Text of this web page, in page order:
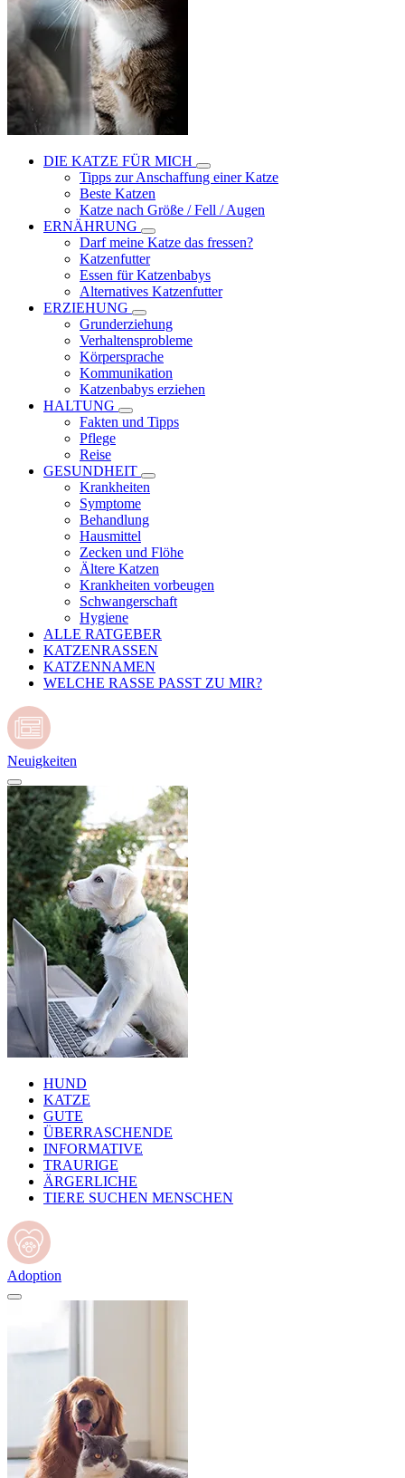
DIE KATZE FÜR MICH
Tipps zur Anschaffung einer Katze
Beste Katzen
Katze nach Größe / Fell / Augen
ERNÄHRUNG
Darf meine Katze das fressen?
Katzenfutter
Essen für Katzenbabys
Alternatives Katzenfutter
ERZIEHUNG
Grunderziehung
Verhaltensprobleme
Körpersprache
Kommunikation
Katzenbabys erziehen
HALTUNG
Fakten und Tipps
Pflege
Reise
GESUNDHEIT
Krankheiten
Symptome
Behandlung
Hausmittel
Zecken und Flöhe
Ältere Katzen
Krankheiten vorbeugen
Schwangerschaft
Hygiene
ALLE RATGEBER
KATZENRASSEN
KATZENNAMEN
WELCHE RASSE PASST ZU MIR?
Neuigkeiten
HUND
KATZE
GUTE
ÜBERRASCHENDE
INFORMATIVE
TRAURIGE
ÄRGERLICHE
TIERE SUCHEN MENSCHEN
Adoption